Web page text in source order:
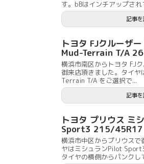
す。bBはインチアップさ
記事
トヨタ FJクルーザ
Mud-Terrain T/A
横浜市南区からトヨタ FJ
御来店頂きました。タイヤ
Terrain T/A をご選択で...
記事
トヨタ プリウス ミ
Sport3 215/45R17
横浜市中区からプリウスで
ヤはミシュランPilot
タイヤの横側からパンクし